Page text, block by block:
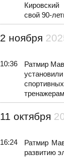
свой 90-
2 ноября
10:36
Ратмир
11 октября
16:24
Ратмир
развитию